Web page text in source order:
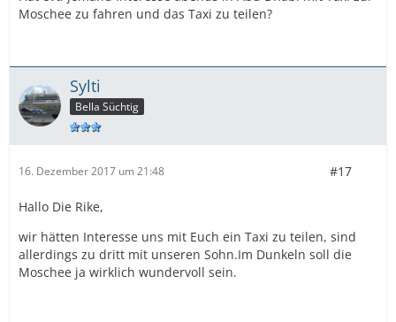
Moschee zu fahren und das Taxi zu teilen?
Sylti
Bella Süchtig
16. Dezember 2017 um 21:48 #17
Hallo Die Rike,
wir hätten Interesse uns mit Euch ein Taxi zu teilen, sind
allerdings zu dritt mit unseren Sohn.Im Dunkeln soll die
Moschee ja wirklich wundervoll sein.